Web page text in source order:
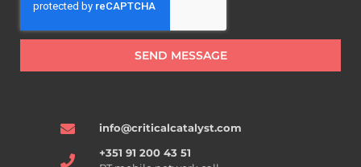
SEND MESSAGE
info@criticalcatalyst.com
+351 91 200 43 51